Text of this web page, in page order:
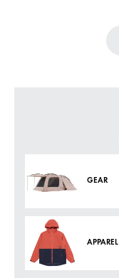
GEAR
APPAREL